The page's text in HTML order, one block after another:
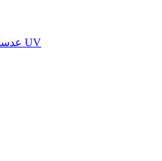
عدسات فليكسكون اللاصقة الشفافة UV